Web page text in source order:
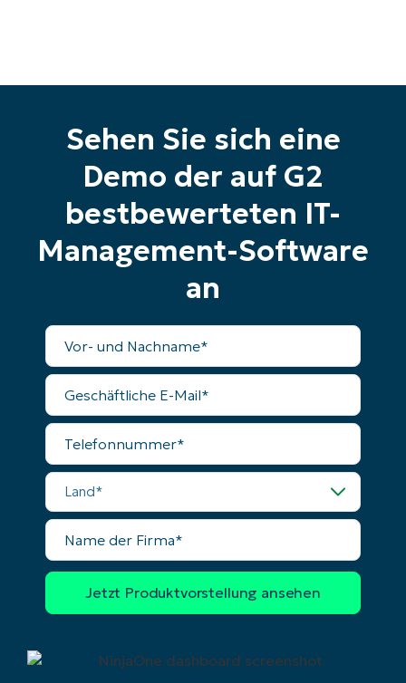
Sehen Sie sich eine
Demo der auf G2
bestbewerteten IT-
Management-Software
an
Vollständiger
Name
Geschäftliche
Mail
Telefonnummer
Land
Name
der
Firma
Testversion
Keine Kreditkarte erforderlich, voller Zugriff auf
alle Funktionen
name*
Business
email*
Company
name*